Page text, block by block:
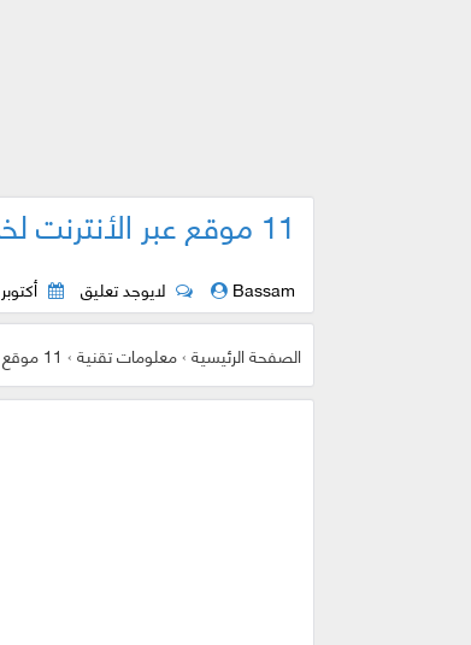
Bassam لايوجد تعليق أكتوبر 29,
الصفحة الرئيسية›معلومات تقنية› 11 موقع عبر الأنترنت لخدمات مفيدة تغنيك عن استعمال برامج | تحتاجها كثيرا